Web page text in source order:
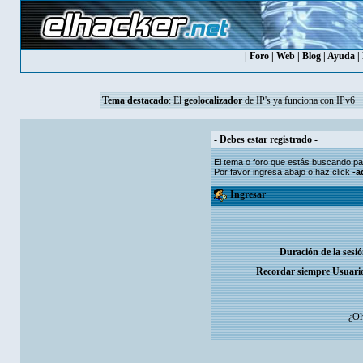
Foro| Web| Blog| Ayuda|
Tema destacado: El geolocalizadorde IP's ya funciona con IPv6
- Debes estar registrado -
El tema o foro que estás buscando
Por favor ingresa abajo o haz click-
Ingresar
Duración de la
Recordar siempre